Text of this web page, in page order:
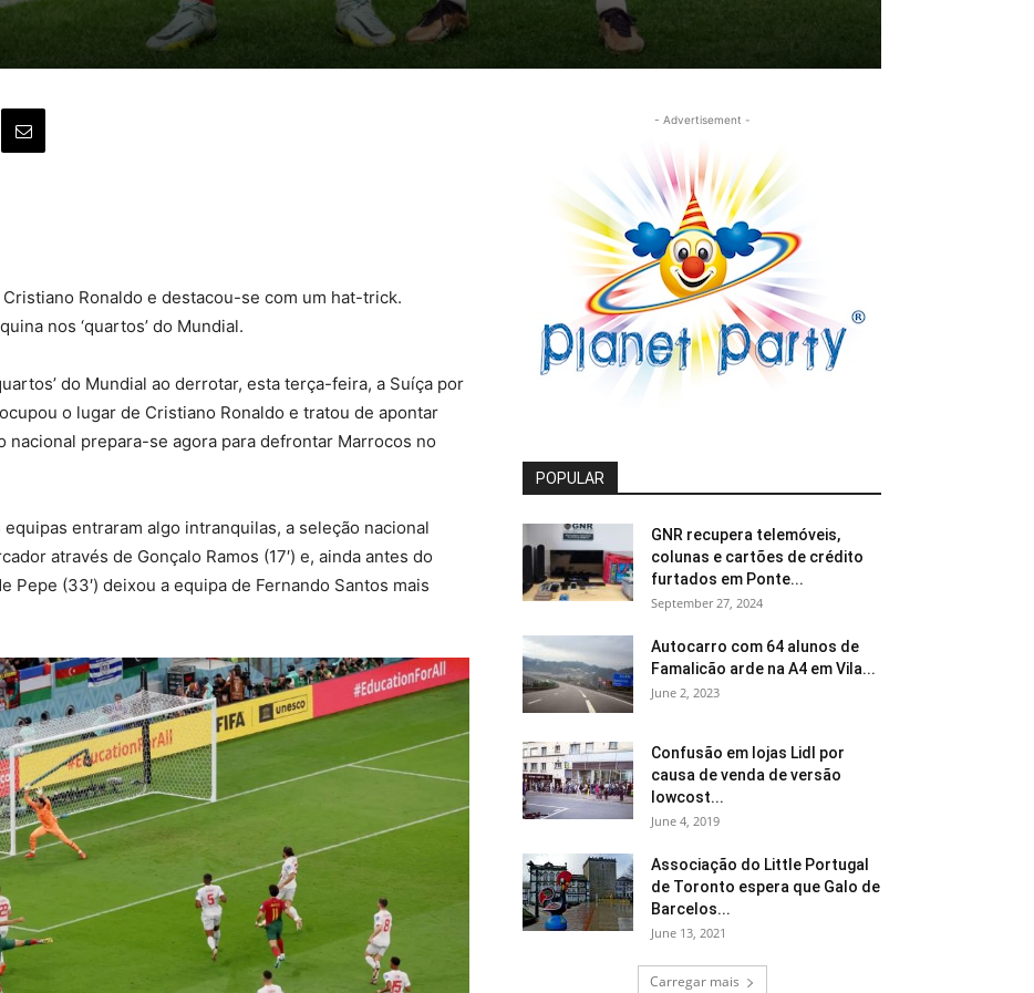
Ronaldo e destacou-se com um hat-trick.
nos ‘quartos’ do Mundial.
do Mundial ao derrotar, esta terça-feira, a Suíça por
o lugar de Cristiano Ronaldo e tratou de apontar
nacional prepara-se agora para defrontar Marrocos no
entraram algo intranquilas, a seleção nacional
através de Gonçalo Ramos (17′) e, ainda antes do
(33′) deixou a equipa de Fernando Santos mais
- Advertisement -
POPULAR
GNR recupera telemóveis,
colunas e cartões de crédito
furtados em Ponte...
September 27, 2024
Autocarro com 64 alunos de
Famalicão arde na A4 em Vila...
June 2, 2023
Confusão em lojas Lidl por
causa de venda de versão
lowcost...
June 4, 2019
Associação do Little Portugal
de Toronto espera que Galo de
Barcelos...
June 13, 2021
Carregar mais